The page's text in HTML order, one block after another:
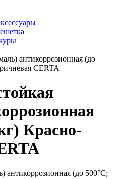
антикоррозионная (до
CERTA
Красно-